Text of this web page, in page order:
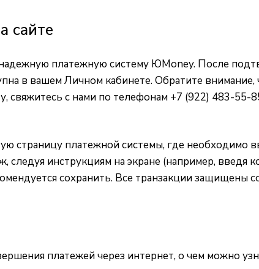
сайте
платежную систему ЮMoney. После
в вашем Личном кабинете. Обратите
свяжитесь с нами по телефонам +7 (922) 483-
страницу платежной системы, где необходимо
следуя инструкциям на экране (например, введя
сохранить. Все транзакции защищены
платежей через интернет, о чем можно